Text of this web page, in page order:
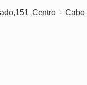
Centro - Cabo